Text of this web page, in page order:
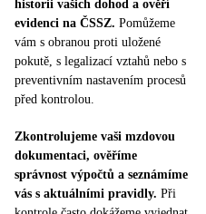
historii vašich dohod a ověří
evidenci na ČSSZ. Pomůžeme
vám s obranou proti uložené
pokutě, s legalizací vztahů nebo s
preventivním nastavením procesů
před kontrolou.
Zkontrolujeme vaši mzdovou
dokumentaci, ověříme
správnost výpočtů a seznámíme
vás s aktuálními pravidly. Při